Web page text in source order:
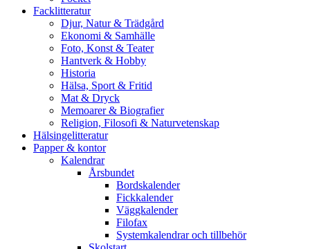
Facklitteratur
Djur, Natur & Trädgård
Ekonomi & Samhälle
Foto, Konst & Teater
Hantverk & Hobby
Historia
Hälsa, Sport & Fritid
Mat & Dryck
Memoarer & Biografier
Religion, Filosofi & Naturvetenskap
Hälsingelitteratur
Papper & kontor
Kalendrar
Årsbundet
Bordskalender
Fickkalender
Väggkalender
Filofax
Systemkalendrar och tillbehör